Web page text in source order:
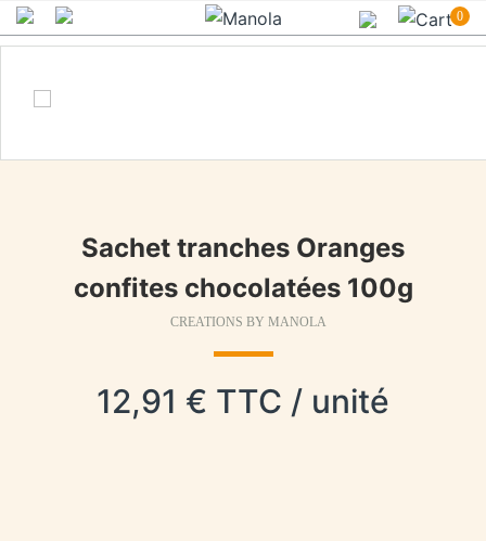
0
Sachet tranches Oranges
confites chocolatées 100g
CREATIONS BY MANOLA
12,91 € TTC / unité